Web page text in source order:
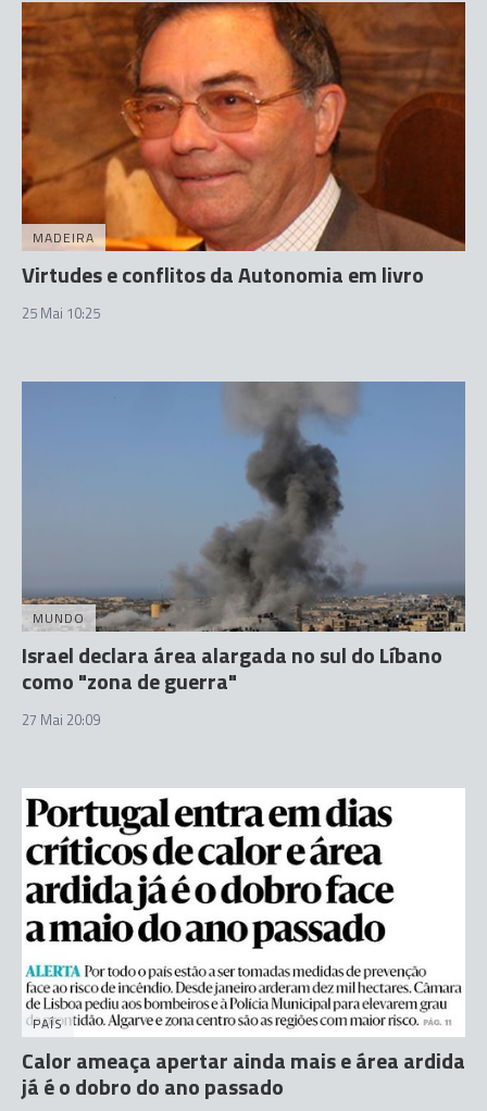
MADEIRA
Virtudes e conflitos da Autonomia em livro
25 Mai 10:25
MUNDO
Israel declara área alargada no sul do Líbano
como "zona de guerra"
27 Mai 20:09
PAÍS
Calor ameaça apertar ainda mais e área ardida
já é o dobro do ano passado